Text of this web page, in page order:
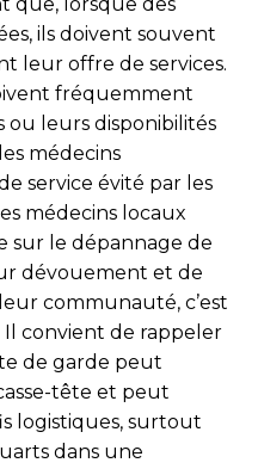
ils doivent souvent
leur offre de services.
fréquemment
ou leurs disponibilités
médecins
service évité par les
médecins locaux
sur le dépannage de
dévouement et de
communauté, c’est
convient de rappeler
de garde peut
tête et peut
logistiques, surtout
dans une